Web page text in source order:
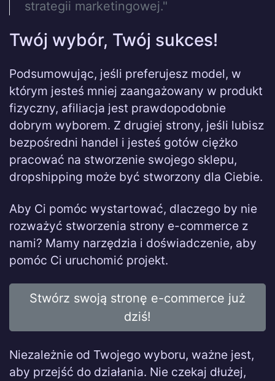
strategii marketingowej."
Twój wybór, Twój sukces!
Podsumowując, jeśli preferujesz model, w
którym jesteś mniej zaangażowany w produkt
fizyczny, afiliacja jest prawdopodobnie
dobrym wyborem. Z drugiej strony, jeśli lubisz
bezpośredni handel i jesteś gotów ciężko
pracować na stworzenie swojego sklepu,
dropshipping może być stworzony dla Ciebie.
Aby Ci pomóc wystartować, dlaczego by nie
rozważyć stworzenia strony e-commerce z
nami? Mamy narzędzia i doświadczenie, aby
pomóc Ci uruchomić projekt.
Stwórz swoją stronę e-commerce już
dziś!
Niezależnie od Twojego wyboru, ważne jest,
aby przejść do działania. Nie czekaj dłużej,